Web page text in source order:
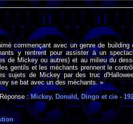
commençant avec un genre de building
y rentrent pour assister à un
de Mickey ou autres) et au milieu du
gentils et les méchants prennent le
sujets de Mickey par des truc
se bat avec un des méchants. »
Réponse :Mickey, Donald, Dingo et cie -